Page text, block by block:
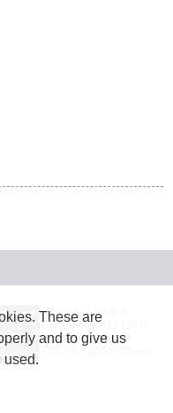
JASRAC許諾番号：
9024936001Y45037
JASRAC許諾番号：
These are
and to give us
used.